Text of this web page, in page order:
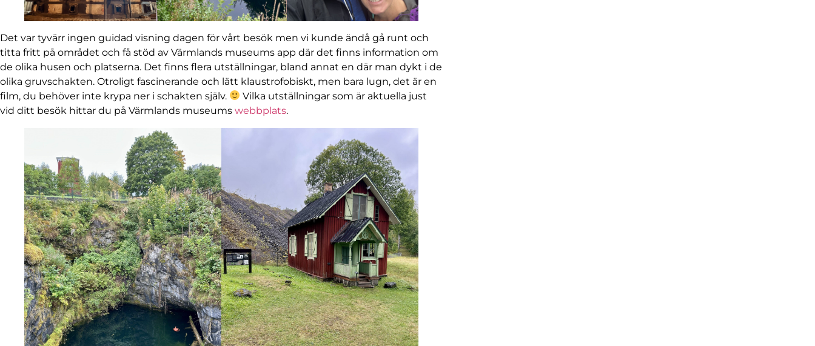
Det var tyvärr ingen guidad visning dagen för vårt besök men vi kunde ändå gå runt och
titta fritt på området och få stöd av Värmlands museums app där det finns information om
de olika husen och platserna. Det finns flera utställningar, bland annat en där man dykt i de
olika gruvschakten. Otroligt fascinerande och lätt klaustrofobiskt, men bara lugn, det är en
film, du behöver inte krypa ner i schakten själv.
Vilka utställningar som är aktuella just
vid ditt besök hittar du på Värmlands museums webbplats.